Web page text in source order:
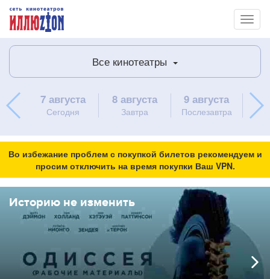
Все кинотеатры
7 августа
Сегодня
8 августа
Завтра
9 августа
Послезавтра
10
Во избежание проблем с покупкой билетов рекомендуем и
просим отключить на время покупки Ваш VPN.
Историю не изменить